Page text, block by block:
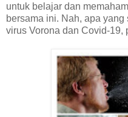
untuk belajar dan
bersama ini. Nah, apa
virus Vorona dan Covid-